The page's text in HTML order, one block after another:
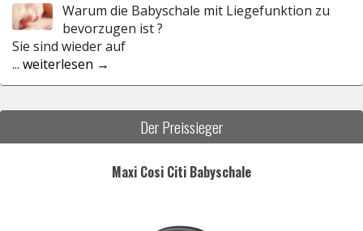
Warum die Babyschale mit Liegefunktion zu
bevorzugen ist ?
Sie sind wieder auf
... weiterlesen →
Der Preissieger
Maxi Cosi Citi Babyschale